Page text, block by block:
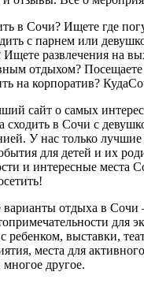
в Сочи? Ищете где
с парнем или
Ищете развлечения на
отдыхом?
на корпоратив?
сайт о самых
в Сочи с
У нас только лучшие
для детей и их
и интересные места
отдыха в
для
ребенком, выставки,
места для
другое.